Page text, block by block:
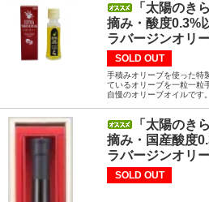
「太陽のき
摘み・酸度0.3%
ラバージンオリ
SOLD OUT
手積みオリーブを使った特
ているオリーブを一粒一粒
自慢のオリーブオイルです。
「太陽のき
摘み・国産酸度
ラバージンオリ
SOLD OUT